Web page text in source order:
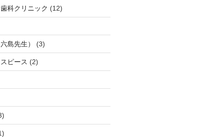
科クリニック (12)
島先生） (3)
ピース (2)